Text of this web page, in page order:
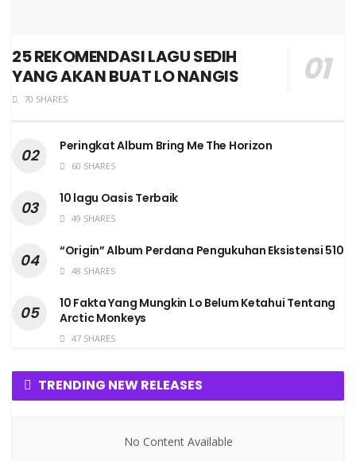
25 REKOMENDASI LAGU SEDIH
YANG AKAN BUAT LO NANGIS
70 SHARES
Peringkat Album Bring Me The Horizon
60 SHARES
10 lagu Oasis Terbaik
49 SHARES
“Origin” Album Perdana Pengukuhan Eksistensi 510
48 SHARES
10 Fakta Yang Mungkin Lo Belum Ketahui Tentang
Arctic Monkeys
47 SHARES
TRENDING NEW RELEASES
No Content Available